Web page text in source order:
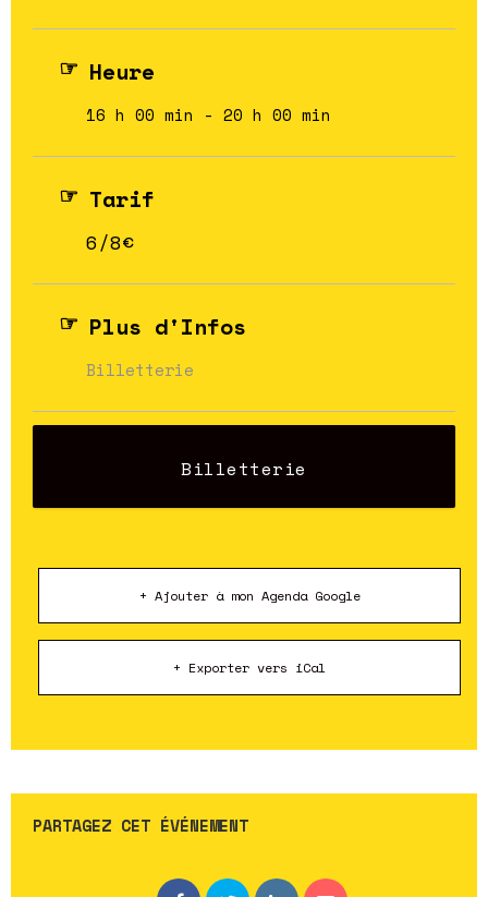
Heure
16 h 00 min - 20 h 00 min
Tarif
6/8€
Plus d'Infos
Billetterie
Billetterie
+ Ajouter à mon Agenda Google
+ Exporter vers iCal
PARTAGEZ CET ÉVÉNEMENT